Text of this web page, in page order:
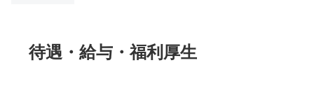
待遇・給与・福利厚生